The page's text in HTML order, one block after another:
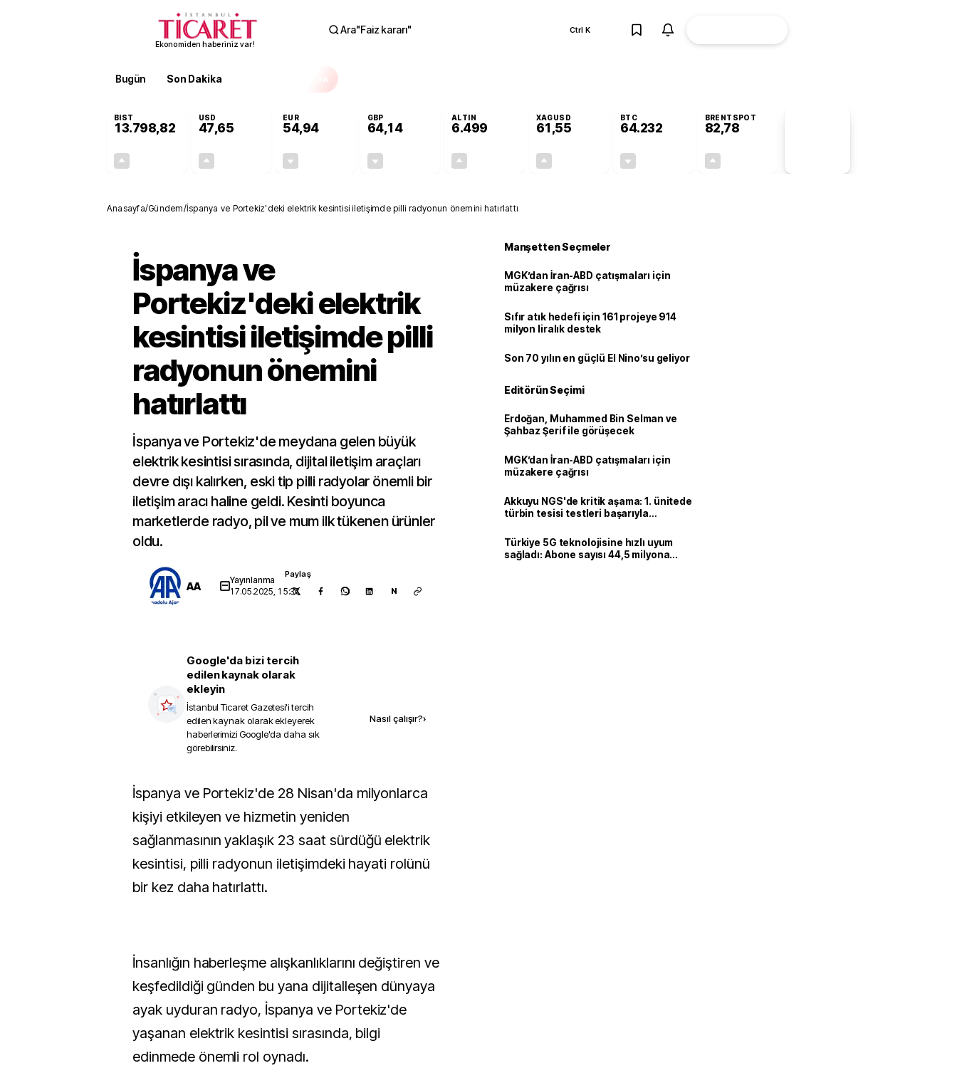
Ekonomiden haberiniz var!
Ara"Faiz kararı" Ctrl K
Bugün Son Dakika
BIST
13.798,82
USD
47,65
EUR
54,94
GBP
64,14
ALTIN
6.499
XAGUSD
61,55
BTC
64.232
BRENTSPOT
82,78
Anasayfa/Gündem/İspanya ve Portekiz'deki elektrik kesintisi iletişimde pilli radyonun önemini hatırlattı
İspanya ve
Portekiz'deki elektrik
kesintisi iletişimde pilli
radyonun önemini
hatırlattı
İspanya ve Portekiz'de meydana gelen büyük
elektrik kesintisi sırasında, dijital iletişim araçları
devre dışı kalırken, eski tip pilli radyolar önemli bir
iletişim aracı haline geldi. Kesinti boyunca
marketlerde radyo, pil ve mum ilk tükenen ürünler
oldu.
AA
Yayınlanma
17.05.2025, 15:37
Paylaş
N
Google'da bizi tercih
edilen kaynak olarak
ekleyin
İstanbul Ticaret Gazetesi'i tercih
edilen kaynak olarak ekleyerek
haberlerimizi Google'da daha sık
görebilirsiniz.
Nasıl çalışır?›
İspanya ve Portekiz'de 28 Nisan'da milyonlarca
kişiyi etkileyen ve hizmetin yeniden
sağlanmasının yaklaşık 23 saat sürdüğü elektrik
kesintisi, pilli radyonun iletişimdeki hayati rolünü
bir kez daha hatırlattı.
İnsanlığın haberleşme alışkanlıklarını değiştiren ve
keşfedildiği günden bu yana dijitalleşen dünyaya
ayak uyduran radyo, İspanya ve Portekiz'de
yaşanan elektrik kesintisi sırasında, bilgi
edinmede önemli rol oynadı.
Manşetten Seçmeler
MGK’dan İran-ABD çatışmaları için
müzakere çağrısı
Sıfır atık hedefi için 161 projeye 914
milyon liralık destek
Son 70 yılın en güçlü El Nino’su geliyor
Editörün Seçimi
Erdoğan, Muhammed Bin Selman ve
Şahbaz Şerif ile görüşecek
MGK’dan İran-ABD çatışmaları için
müzakere çağrısı
Akkuyu NGS'de kritik aşama: 1. ünitede
türbin tesisi testleri başarıyla
Türkiye 5G teknolojisine hızlı uyum
sağladı: Abone sayısı 44,5 milyona